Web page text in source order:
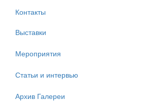
Контакты
Выставки
Мероприятия
Статьи и интервью
Архив Галереи